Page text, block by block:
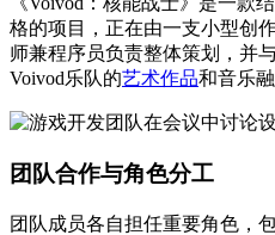
格的项目，正在由一支小型创
师兼程序员负责整体策划，并
Voivod乐队的艺术作品和音乐
团队合作与角色分工
团队成员各自担任重要角色，